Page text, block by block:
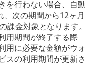
を行わない場合、自動
、次の期間から12ヶ月
課金対象となります。
用期間が終了する際
用に必要な金額がウォ
スの利用期間が更新さ